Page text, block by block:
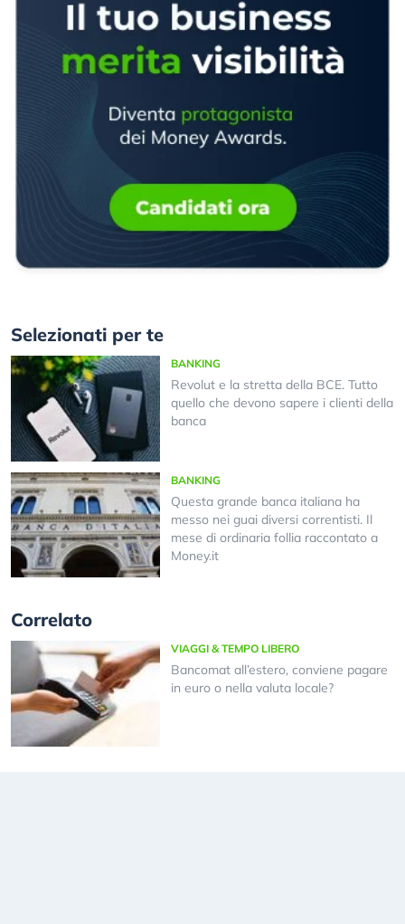
Selezionati per te
BANKING
Revolut e la stretta della BCE. Tutto
quello che devono sapere i clienti della
banca
BANKING
Questa grande banca italiana ha
messo nei guai diversi correntisti. Il
mese di ordinaria follia raccontato a
Money.it
Correlato
VIAGGI & TEMPO LIBERO
Bancomat all’estero, conviene pagare
in euro o nella valuta locale?